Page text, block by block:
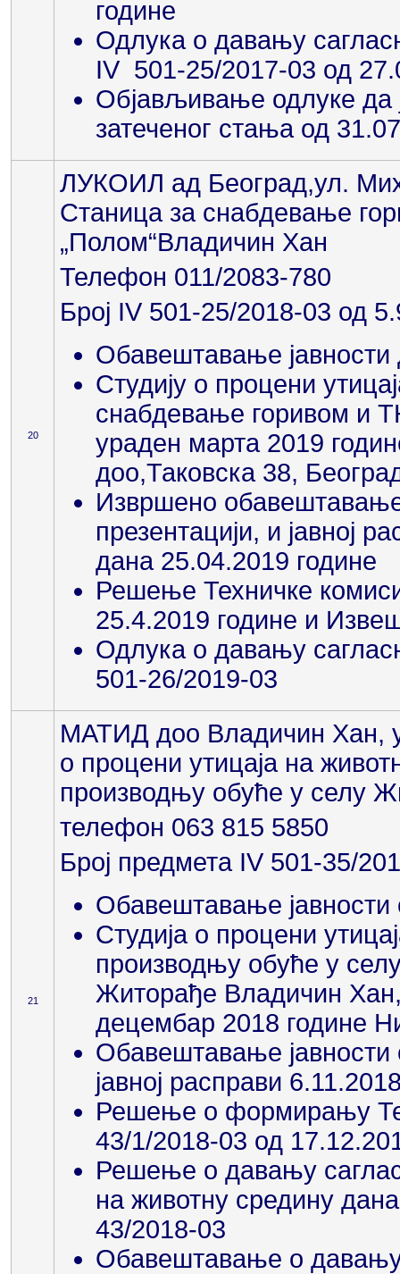
године
Одлука о давању
IV 501-25/2017-03 од
Објављивање одлуке да
затеченог стања од
20
ЛУКОИЛ ад Београд,ул.
Станица за снабдевање
„Полом“Владичин Хан
Телефон 011/2083-780
Број IV 501-25/2018-03 од
Обавештавање јавности
Студију о процени
снабдевање горивом и
ураден марта 2019
доо,Таковска 38,
Извршено
презентацији, и јавној
дана 25.04.2019 године
Решење Техничке
25.4.2019 године и
Одлука о давању
501-26/2019-03
21
МАТИД доо Владичин Хан,
о процени утицаја на
производњу обуће у селу
телефон 063 815 5850
Број предмета IV 501-35/
Обавештавање јавности
Студија о процени
производњу обуће у
Житорађе Владичин
децембар 2018 године
Обавештавање јавности
јавној расправи
Решење о формирању
43/1/2018-03 од
Решење о давању
на животну средину
43/2018-03
Обавештавање о давању